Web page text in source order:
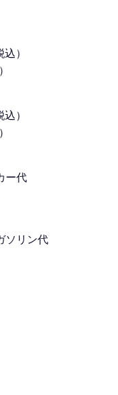
）
）
ー代
ソリン代